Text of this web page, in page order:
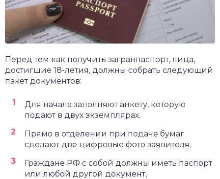
Перед тем как получить загранпаспорт, лица,
достигшие 18-летия, должны собрать следующий
пакет документов:
Для начала заполняют анкету, которую
подают в двух экземплярах.
Прямо в отделении при подаче бумаг
сделают две цифровые фото заявителя.
Граждане РФ с собой должны иметь паспорт
или любой другой документ,